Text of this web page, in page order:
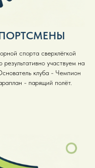
спорта сверхлёгкой
участвуем на
клуба - Чемпион
- парящий полёт.